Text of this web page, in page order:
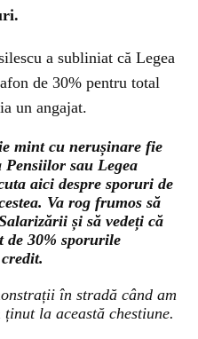
a subliniat că Legea
de 30% pentru total
un angajat.
mint cu nerușinare fie
sau Legea
aici despre sporuri de
Va rog frumos să
și să vedeți că
de 30% sporurile
în stradă când am
la această chestiune.